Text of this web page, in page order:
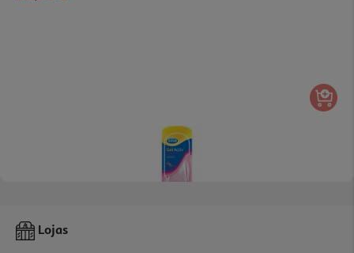
Palmilha Scholl Gelactiv Sapatos Abertos
Lojas